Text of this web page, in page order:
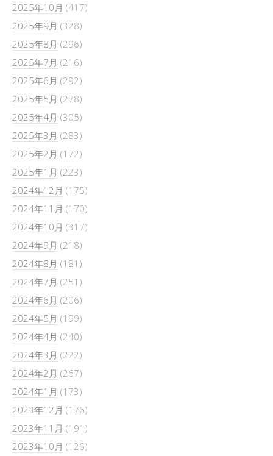
2025年10月 (417)
2025年9月 (328)
2025年8月 (296)
2025年7月 (216)
2025年6月 (292)
2025年5月 (278)
2025年4月 (305)
2025年3月 (283)
2025年2月 (172)
2025年1月 (223)
2024年12月 (175)
2024年11月 (170)
2024年10月 (317)
2024年9月 (218)
2024年8月 (181)
2024年7月 (251)
2024年6月 (206)
2024年5月 (199)
2024年4月 (240)
2024年3月 (222)
2024年2月 (267)
2024年1月 (173)
2023年12月 (176)
2023年11月 (191)
2023年10月 (126)